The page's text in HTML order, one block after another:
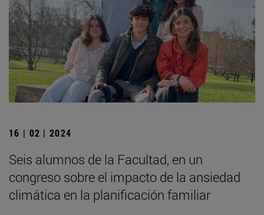
16 | 02 | 2024
Seis alumnos de la Facultad, en un
congreso sobre el impacto de la ansiedad
climática en la planificación familiar